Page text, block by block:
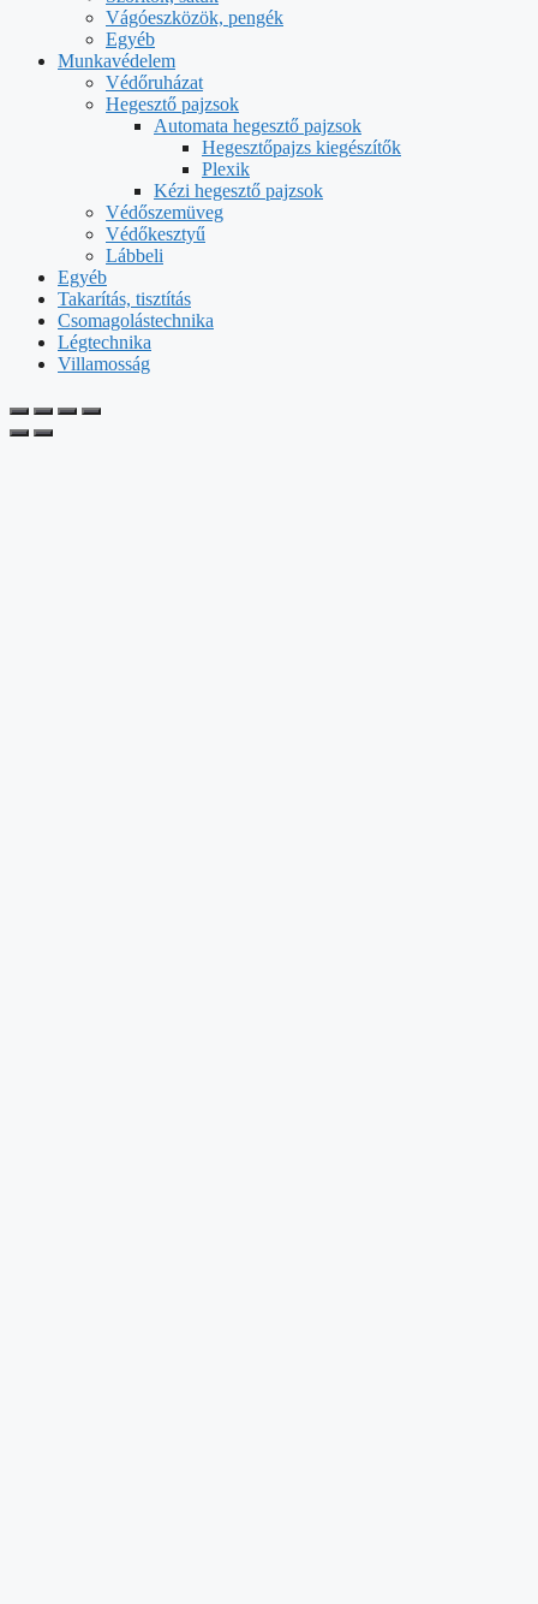
Vágóeszközök, pengék
Egyéb
Munkavédelem
Védőruházat
Hegesztő pajzsok
Automata hegesztő pajzsok
Hegesztőpajzs kiegészítők
Plexik
Kézi hegesztő pajzsok
Védőszemüveg
Védőkesztyű
Lábbeli
Egyéb
Takarítás, tisztítás
Csomagolástechnika
Légtechnika
Villamosság